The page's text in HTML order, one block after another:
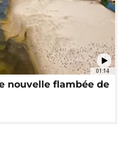
01:14
nouvelle flambée de